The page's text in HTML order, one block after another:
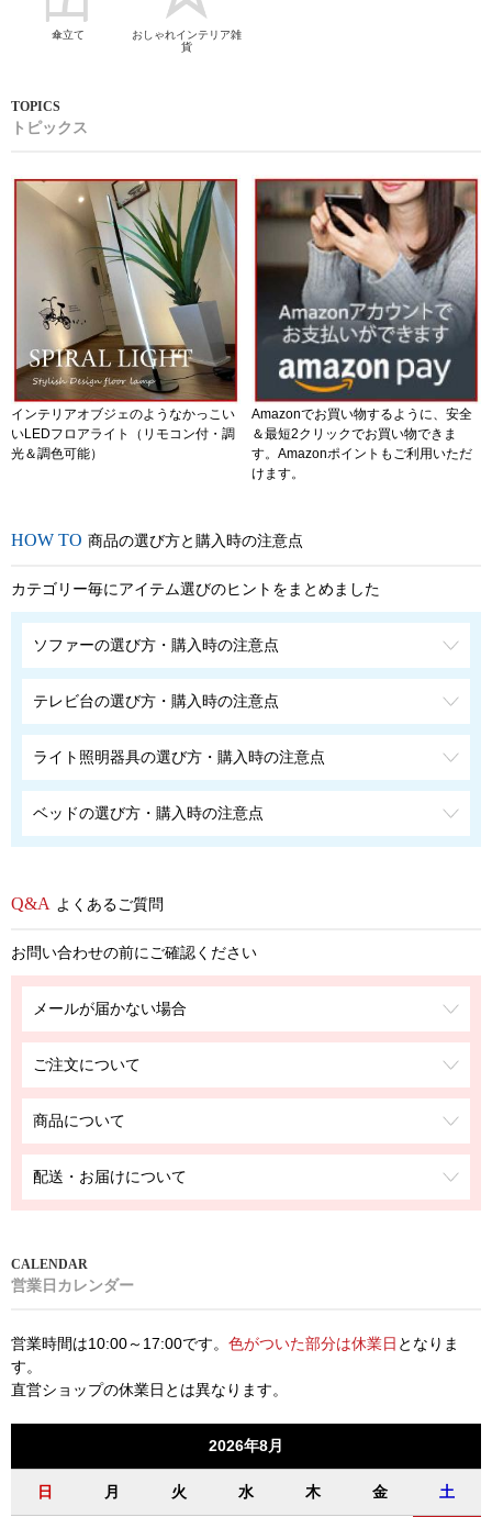
傘立て
おしゃれインテリア雑
貨
トピックス
インテリアオブジェのようなかっこい
いLEDフロアライト（リモコン付・調
光＆調色可能）
Amazonでお買い物するように、安全
＆最短2クリックでお買い物できま
す。Amazonポイントもご利用いただ
けます。
商品の選び方と購入時の注意点
カテゴリー毎にアイテム選びのヒントをまとめました
ソファーの選び方・購入時の注意点
テレビ台の選び方・購入時の注意点
ライト照明器具の選び方・購入時の注意点
ベッドの選び方・購入時の注意点
よくあるご質問
お問い合わせの前にご確認ください
メールが届かない場合
ご注文について
商品について
配送・お届けについて
営業日カレンダー
営業時間は10:00～17:00です。 色がついた部分は休業日 となりま
す。
直営ショップの休業日とは異なります。
2026年8月
日 月 火 水 木 金 土